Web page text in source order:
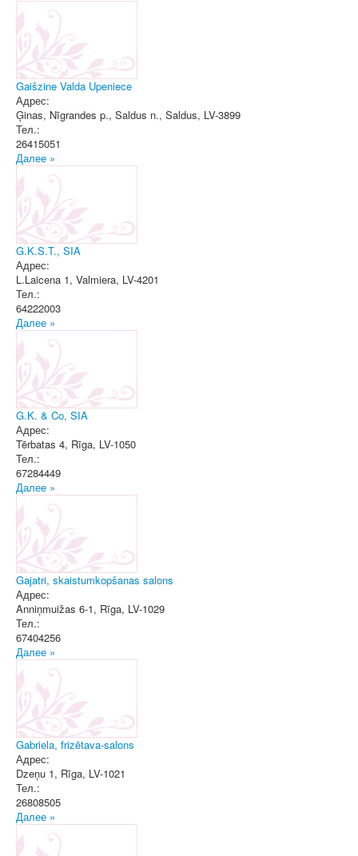
Gaišzine Valda Upeniece
Адрес:
Ģinas, Nīgrandes p., Saldus n., Saldus, LV-3899
Тел.:
26415051
Далее »
G.K.S.T., SIA
Адрес:
L.Laicena 1, Valmiera, LV-4201
Тел.:
64222003
Далее »
G.K. & Co, SIA
Адрес:
Tērbatas 4, Rīga, LV-1050
Тел.:
67284449
Далее »
Gajatri, skaistumkopšanas salons
Адрес:
Anniņmuižas 6-1, Rīga, LV-1029
Тел.:
67404256
Далее »
Gabriela, frizētava-salons
Адрес:
Dzeņu 1, Rīga, LV-1021
Тел.:
26808505
Далее »